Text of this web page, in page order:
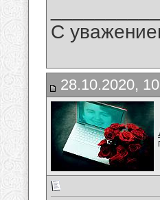
С
28.10.2020,